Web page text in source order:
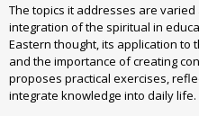
The topics it addresses are
integration of the spiritual in
Eastern thought, its application to
and the importance of creating
proposes practical exercises,
integrate knowledge into daily life.